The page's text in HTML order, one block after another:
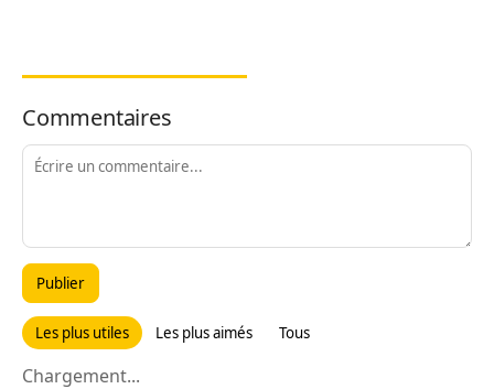
Commentaires
Publier
Les plus utiles Les plus aimés Tous
Chargement...